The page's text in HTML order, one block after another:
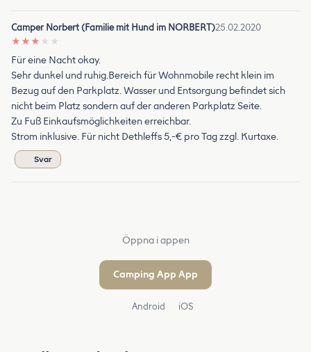
Camper Norbert (Familie mit Hund im NORBERT)25.02.2020
★ ★ ★ ★ ★
Für eine Nacht okay.
Sehr dunkel und ruhig.Bereich für Wohnmobile recht klein im
Bezug auf den Parkplatz. Wasser und Entsorgung befindet sich
nicht beim Platz sondern auf der anderen Parkplatz Seite.
Zu Fuß Einkaufsmöglichkeiten erreichbar.
Strom inklusive. Für nicht Dethleffs 5,-€ pro Tag zzgl. Kurtaxe.
Svar
Öppna i appen
Camping App App
Android iOS